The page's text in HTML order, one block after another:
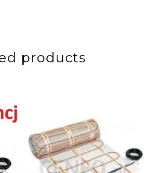
products